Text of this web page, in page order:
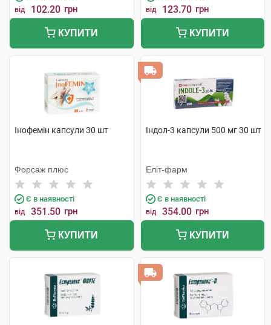
від 102.20 грн
КУПИТИ
від 123.70 грн
КУПИТИ
Інофемін капсули 30 шт
Форсаж плюс
Є в наявності
від 351.50 грн
КУПИТИ
Індол-3 капсули 500 мг 30 шт
Еліт-фарм
Є в наявності
від 354.00 грн
КУПИТИ